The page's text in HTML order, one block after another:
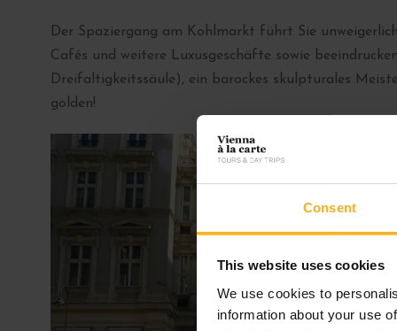
Consent
This website uses cookies
We use cookies to
information about your use
Der Spaziergang am Kohlmarkt führt Sie
Cafés und weitere Luxusgeschäfte sowie
Dreifaltigkeitssäule), ein barockes skulpturales
golden!